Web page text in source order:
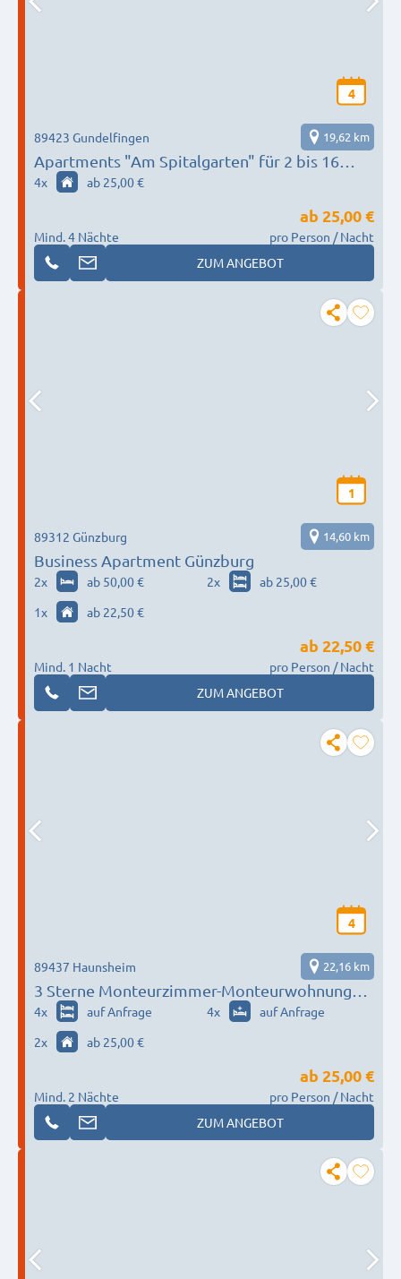
4
Apartments "Am Spitalgarten" für 2 bis 16
Personen
89423 Gundelfingen 19,62 km
4x ab 25,00 €
Mind. 4 Nächte
ab 25,00 €
pro Person / Nacht
ZUM ANGEBOT
1
Business Apartment Günzburg
89312 Günzburg 14,60 km
2x ab 50,00 € 2x
ab 25,00 €
1x ab 22,50 €
Mind. 1 Nacht
ab 22,50 €
pro Person / Nacht
ZUM ANGEBOT
4
3 Sterne Monteurzimmer-Monteurwohnung
Maria - Heidenheim Giengen Dillingen
Lauingen Günzburg
89437 Haunsheim 22,16 km
4x auf Anfrage 4x
auf Anfrage
2x ab 25,00 €
Mind. 2 Nächte
ab 25,00 €
pro Person / Nacht
ZUM ANGEBOT